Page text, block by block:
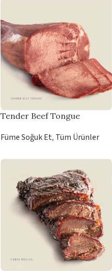
Tender Beef Tongue
Füme Soğuk Et, Tüm Ürünler